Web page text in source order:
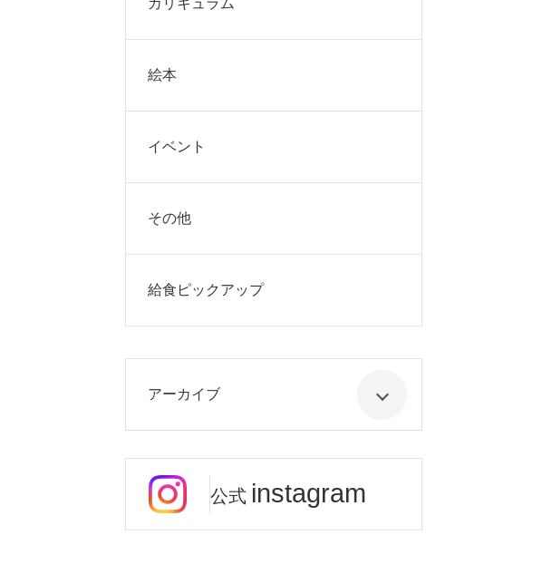
カリキュラム
絵本
イベント
その他
給食ピックアップ
アーカイブ
公式 instagram